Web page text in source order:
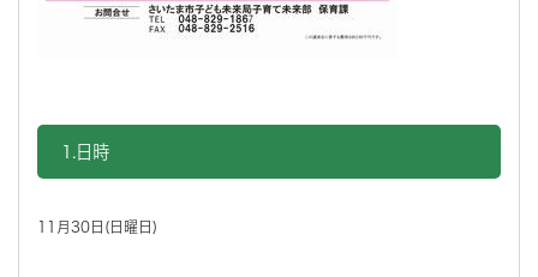
1.日時
11月30日(日曜日)